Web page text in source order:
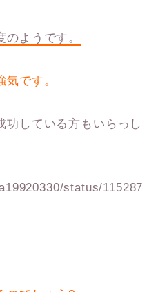
ようです。
です。
功している方もいらっし
status/115287